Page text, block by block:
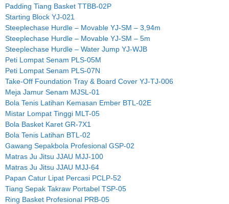
Padding Tiang Basket TTBB-02P
Starting Block YJ-021
Steeplechase Hurdle – Movable YJ-SM – 3,94m
Steeplechase Hurdle – Movable YJ-SM – 5m
Steeplechase Hurdle – Water Jump YJ-WJB
Peti Lompat Senam PLS-05M
Peti Lompat Senam PLS-07N
Take-Off Foundation Tray & Board Cover YJ-TJ-006
Meja Jamur Senam MJSL-01
Bola Tenis Latihan Kemasan Ember BTL-02E
Mistar Lompat Tinggi MLT-05
Bola Basket Karet GR-7X1
Bola Tenis Latihan BTL-02
Gawang Sepakbola Profesional GSP-02
Matras Ju Jitsu JJAU MJJ-100
Matras Ju Jitsu JJAU MJJ-64
Papan Catur Lipat Percasi PCLP-52
Tiang Sepak Takraw Portabel TSP-05
Ring Basket Profesional PRB-05